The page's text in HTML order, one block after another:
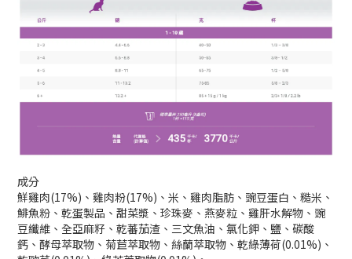
成分
鮮雞肉(17%)、雞肉粉(17%)、米、雞肉脂肪、豌豆蛋白、糙米、
鯡魚粉、乾蛋製品、甜菜漿、珍珠麥、燕麥粒、雞肝水解物、豌
豆纖維、全亞麻籽、乾蕃茄渣、三文魚油、氯化鉀、鹽、碳酸
鈣、酵母萃取物、菊苣萃取物、絲蘭萃取物、乾綠薄荷(0.01%)、